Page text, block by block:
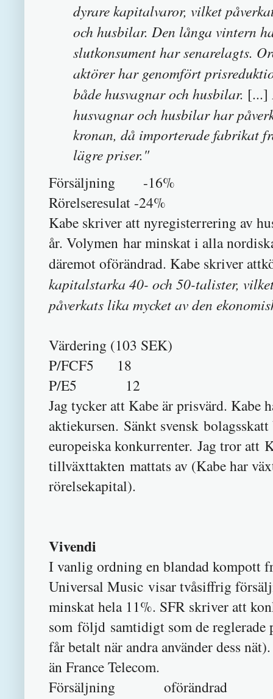
dyrare kapitalvaror, vilket
och husbilar. Den långa vintern
slutkonsument har senarelagts.
aktörer har genomfört
både husvagnar och husbilar. [...]
husvagnar och husbilar har
kronan, då importerade fabrikat
lägre priser."
Försäljning -16%
Rörelseresulat -24%
Kabe skriver att nyregisterrering av
år. Volymen har minskat i alla
däremot oförändrad. Kabe skriver
kapitalstarka 40- och 50-talister,
påverkats lika mycket av den
Värdering (103 SEK)
P/FCF5 18
P/E5 12
Jag tycker att Kabe är prisvärd. Kabe
aktiekursen. Sänkt svensk
europeiska konkurrenter. Jag tror att
tillväxttakten mattats av (Kabe har
rörelsekapital).
Vivendi
I vanlig ordning en blandad kompott
Universal Music visar tvåsiffrig
minskat hela 11%. SFR skriver att
som följd samtidigt som de reglerade
får betalt när andra använder dess
än France Telecom.
Försäljning oförändrad